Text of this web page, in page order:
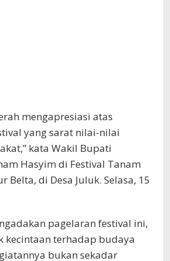
mengapresiasi atas
yang sarat nilai-nilai
kata Wakil Bupati
Hasyim di Festival Tanam
Belta, di Desa Juluk. Selasa, 15
pagelaran festival ini,
kecintaan terhadap budaya
bukan sekadar